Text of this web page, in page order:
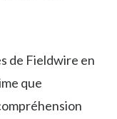
de Fieldwire en
que